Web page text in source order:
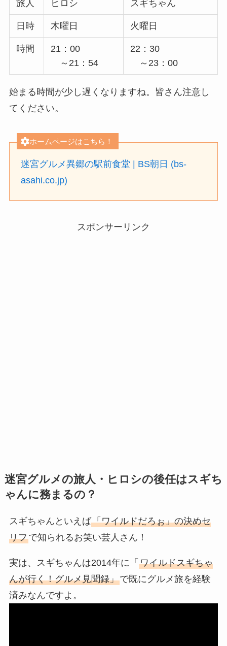
旅人 ヒロシ スギちゃん
日時 木曜日 火曜日
時間
21：00
～21：54
22：30
～23：00
始まる時間が少し遅くなりますね。皆さん注意し
てください。
ホームページはこちら！
迷宮グルメ異郷の駅前食堂 | BS朝日 (bs-
asahi.co.jp)
スポンサーリンク
迷宮グルメの旅人・ヒロシの後任はスギち
ゃんに務まるの？
スギちゃんといえば「ワイルドだろぉ」の決めセ
リフで知られるお笑い芸人さん！
実は、スギちゃんは2014年に「 ワイルドスギちゃ
んが行く！グルメ見聞録」で既にグルメ旅を経験
済みなんですよ。